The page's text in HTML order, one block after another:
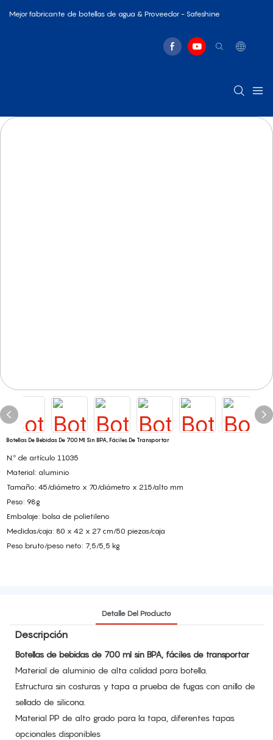
Mejor fabricante de botellas de agua & Proveedor - Safeshine
Botellas De Bebidas De 700 Ml Sin BPA, Fáciles De Transportar
N.º de artículo 11035
Material: aluminio
Tamaño: 45/diámetro x 70/diámetro x 215/alto mm
Peso: 98g
Embalaje: bolsa de polietileno
Medidas/caja: 80 x 42 x 27 cm/50 piezas/caja
Peso bruto/peso neto: 7,5/5,5 kg
Detalle Del Producto
Descripción
Botellas de bebidas de 700 ml sin BPA, fáciles de transportar
Material de aluminio de alta calidad para botella.
Estructura sin costuras y tapa a prueba de fugas con anillo de
sellado de silicona.
Material PP de alto grado para la tapa, diferentes tapas
opcionales disponibles